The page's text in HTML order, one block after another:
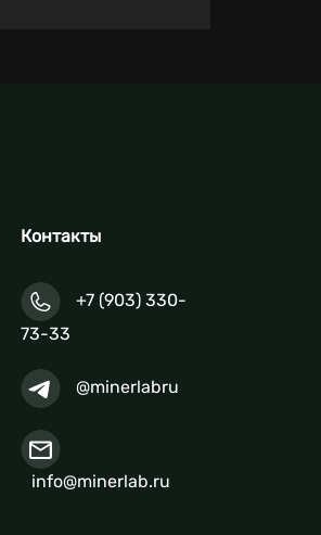
Контакты
+7 (903) 330-
73-33
@minerlabru
info@minerlab.ru